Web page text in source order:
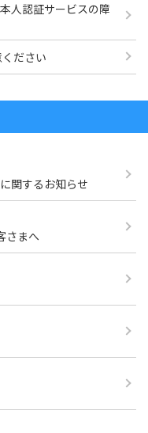
人認証サービスの障
ださい
関するお知らせ
さまへ